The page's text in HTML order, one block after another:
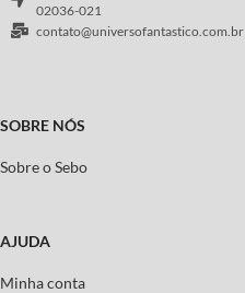
02036-021
contato@universofantastico.com.br
SOBRE NÓS
Sobre o Sebo
AJUDA
Minha conta